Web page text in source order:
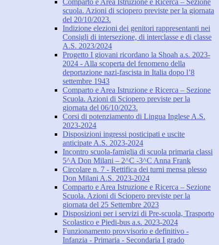
Comparto e Area Istruzione e Ricerca – Sezione
scuola. Azioni di sciopero previste per la giornata
del 20/10/2023.
Indizione elezioni dei genitori rappresentanti nei
Consigli di intersezione, di interclasse e di classe
A.S. 2023/2024
Progetto I giovani ricordano la Shoah a.s. 2023-
2024 - Alla scoperta del fenomeno della
deportazione nazi-fascista in Italia dopo l’8
settembre 1943
Comparto e Area Istruzione e Ricerca – Sezione
Scuola. Azioni di Sciopero previste per la
giornata del 06/10/2023.
Corsi di potenziamento di Lingua Inglese A.S.
2023-2024
Disposizioni ingressi posticipati e uscite
anticipate A.S. 2023-2024
Incontro scuola-famiglia di scuola primaria classi
5^A Don Milani – 2^C -3^C Anna Frank
Circolare n. 7 - Rettifica dei turni mensa plesso
Don Milani A.S. 2023-2024
Comparto e Area Istruzione e Ricerca – Sezione
Scuola. Azioni di Sciopero previste per la
giornata del 25 Settembre 2023
Disposizioni per i servizi di Pre-scuola, Trasporto
Scolastico e Piedi-bus a.s. 2023-2024
Funzionamento provvisorio e definitivo -
Infanzia - Primaria - Secondaria I grado